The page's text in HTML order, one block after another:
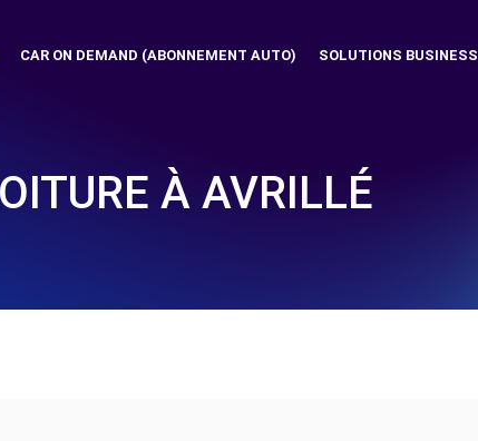
CAR ON DEMAND (ABONNEMENT AUTO) SOLUTIONS BUSINESS
À AVRILLÉ